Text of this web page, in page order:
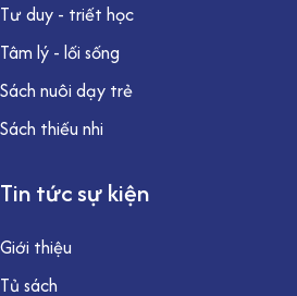
Tư duy - triết học
Tâm lý - lối sống
Sách nuôi dạy trẻ
Sách thiếu nhi
Tin tức sự kiện
Giới thiệu
Tủ sách